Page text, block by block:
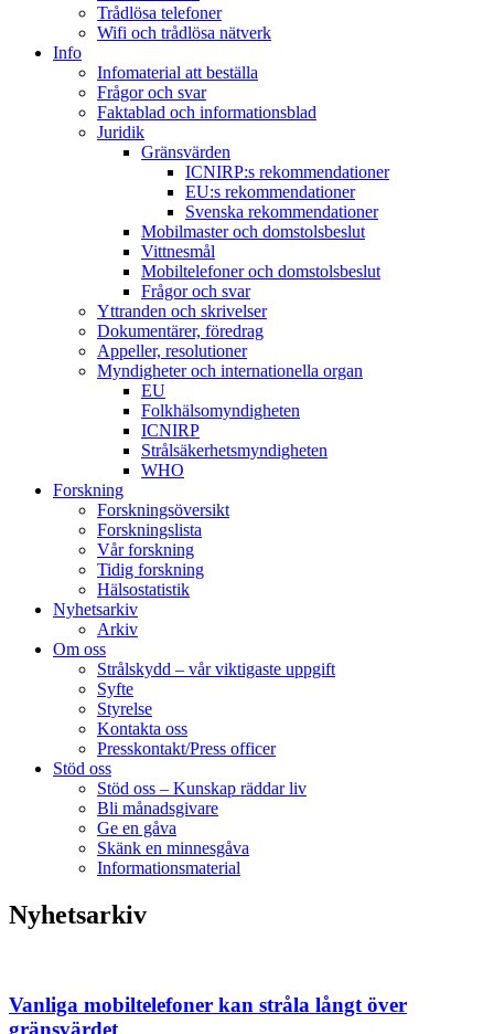
Trådlösa telefoner
Wifi och trådlösa nätverk
Info
Infomaterial att beställa
Frågor och svar
Faktablad och informationsblad
Juridik
Gränsvärden
ICNIRP:s rekommendationer
EU:s rekommendationer
Svenska rekommendationer
Mobilmaster och domstolsbeslut
Vittnesmål
Mobiltelefoner och domstolsbeslut
Frågor och svar
Yttranden och skrivelser
Dokumentärer, föredrag
Appeller, resolutioner
Myndigheter och internationella organ
EU
Folkhälsomyndigheten
ICNIRP
Strålsäkerhetsmyndigheten
WHO
Forskning
Forskningsöversikt
Forskningslista
Vår forskning
Tidig forskning
Hälsostatistik
Nyhetsarkiv
Arkiv
Om oss
Strålskydd – vår viktigaste uppgift
Syfte
Styrelse
Kontakta oss
Presskontakt/Press officer
Stöd oss
Stöd oss – Kunskap räddar liv
Bli månadsgivare
Ge en gåva
Skänk en minnesgåva
Informationsmaterial
Nyhetsarkiv
Vanliga mobiltelefoner kan stråla långt över
gränsvärdet